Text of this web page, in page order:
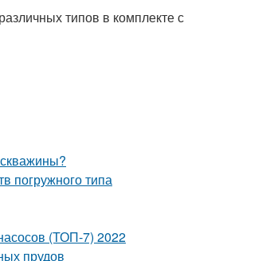
типов в комплекте с
погружного типа
(ТОП-7) 2022
прудов